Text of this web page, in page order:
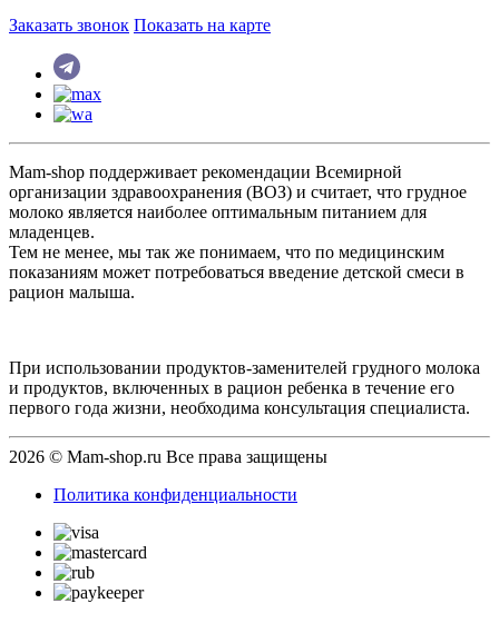
Заказать звонок Показать на карте
Mam-shop поддерживает рекомендации Всемирной
организации здравоохранения (ВОЗ) и считает, что грудное
молоко является наиболее оптимальным питанием для
младенцев.
Тем не менее, мы так же понимаем, что по медицинским
показаниям может потребоваться введение детской смеси в
рацион малыша.
При использовании продуктов-заменителей грудного молока
и продуктов, включенных в рацион ребенка в течение его
первого года жизни, необходима консультация специалиста.
2026 © Mam-shop.ru Все права защищены
Политика конфиденциальности